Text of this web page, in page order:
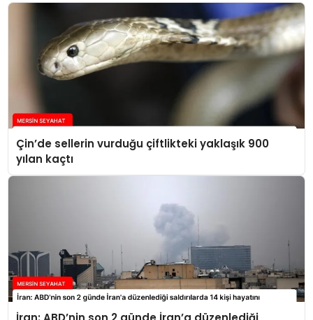
Çin’de sellerin vurduğu çiftlikteki yaklaşık 900
yılan kaçtı